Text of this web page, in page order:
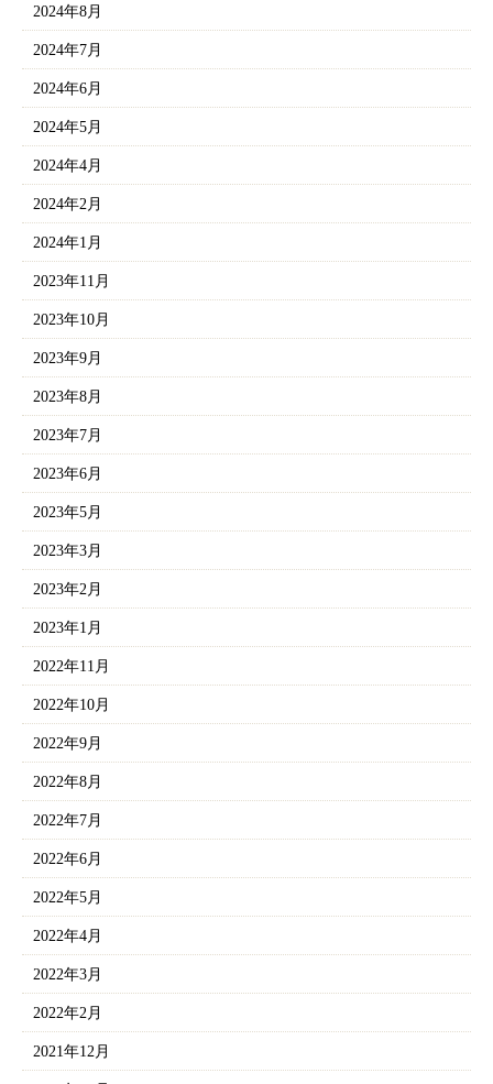
2024年8月
2024年7月
2024年6月
2024年5月
2024年4月
2024年2月
2024年1月
2023年11月
2023年10月
2023年9月
2023年8月
2023年7月
2023年6月
2023年5月
2023年3月
2023年2月
2023年1月
2022年11月
2022年10月
2022年9月
2022年8月
2022年7月
2022年6月
2022年5月
2022年4月
2022年3月
2022年2月
2021年12月